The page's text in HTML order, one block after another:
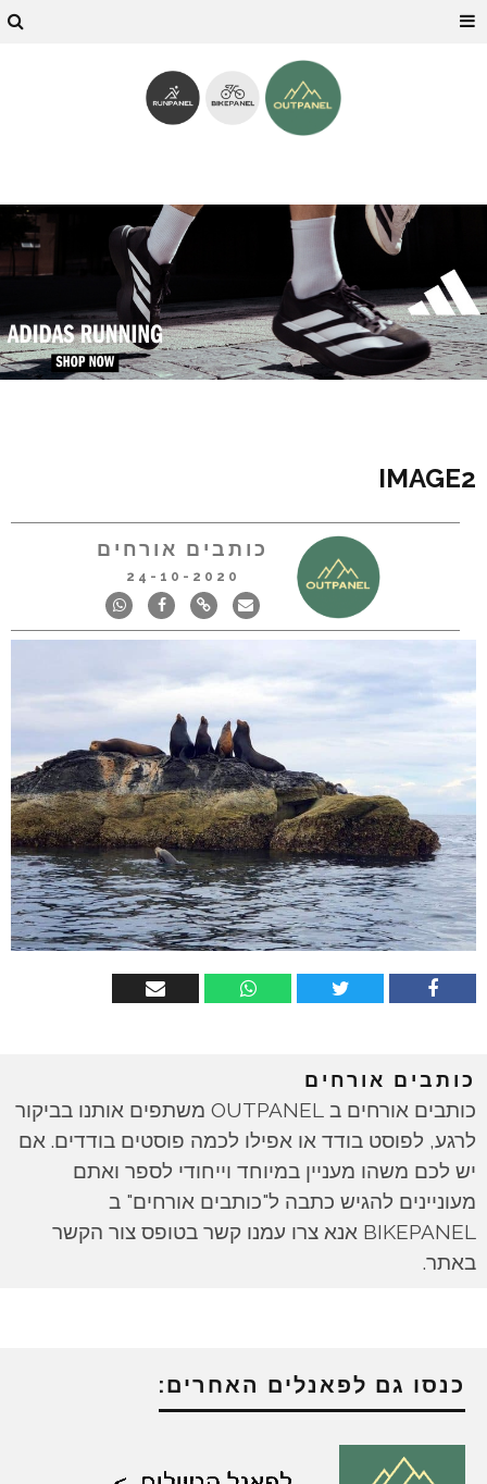
IMAGE2
כותבים אורחים
24-10-2020
כותבים אורחים
כותבים אורחים ב OUTPANEL משתפים אותנו בביקור
לרגע, לפוסט בודד או אפילו לכמה פוסטים בודדים. אם
יש לכם משהו מעניין במיוחד וייחודי לספר ואתם
מעוניינים להגיש כתבה ל"כותבים אורחים" ב
BIKEPANEL אנא צרו עמנו קשר בטופס צור הקשר
באתר.
כנסו גם לפאנלים האחרים: